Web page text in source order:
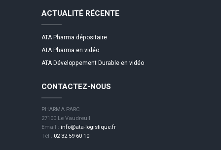
ACTUALITÉ RÉCENTE
ATA Pharma dépositaire
ATA Pharma en vidéo
ATA Développement Durable en vidéo
CONTACTEZ-NOUS
PHARMA PARC
27100 Le Vaudreuil
Email : info@ata-logistique.fr
Tél : 02 32 59 60 10